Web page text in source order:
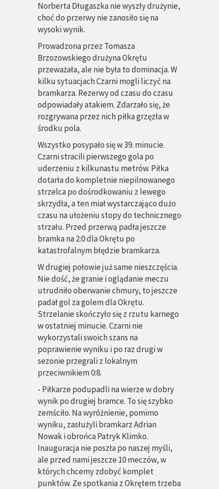
Norberta Długaszka nie wyszły drużynie,
choć do przerwy nie zanosiło się na
wysoki wynik.
Prowadzona przez Tomasza
Brzozowskiego drużyna Okrętu
przeważała, ale nie była to dominacja. W
kilku sytuacjach Czarni mogli liczyć na
bramkarza. Rezerwy od czasu do czasu
odpowiadały atakiem. Zdarzało się, że
rozgrywana przez nich piłka grzęzła w
środku pola.
Wszystko posypało się w 39. minucie.
Czarni stracili pierwszego gola po
uderzeniu z kilkunastu metrów. Piłka
dotarła do kompletnie niepilnowanego
strzelca po dośrodkowaniu z lewego
skrzydła, a ten miał wystarczająco dużo
czasu na ułożeniu stopy do technicznego
strzału. Przed przerwą padła jeszcze
bramka na 2:0 dla Okrętu po
katastrofalnym błędzie bramkarza.
W drugiej połowie już same nieszczęścia.
Nie dość, że granie i oglądanie meczu
utrudniło oberwanie chmury, to jeszcze
padał gol za golem dla Okrętu.
Strzelanie skończyło się z rzutu karnego
w ostatniej minucie. Czarni nie
wykorzystali swoich szans na
poprawienie wyniku i po raz drugi w
sezonie przegrali z lokalnym
przeciwnikiem 0:8.
- Piłkarze podupadli na wierze w dobry
wynik po drugiej bramce. To się szybko
zemściło. Na wyróżnienie, pomimo
wyniku, zasłużyli bramkarz Adrian
Nowak i obrońca Patryk Klimko.
Inauguracja nie poszła po naszej myśli,
ale przed nami jeszcze 10 meczów, w
których chcemy zdobyć komplet
punktów. Ze spotkania z Okrętem trzeba